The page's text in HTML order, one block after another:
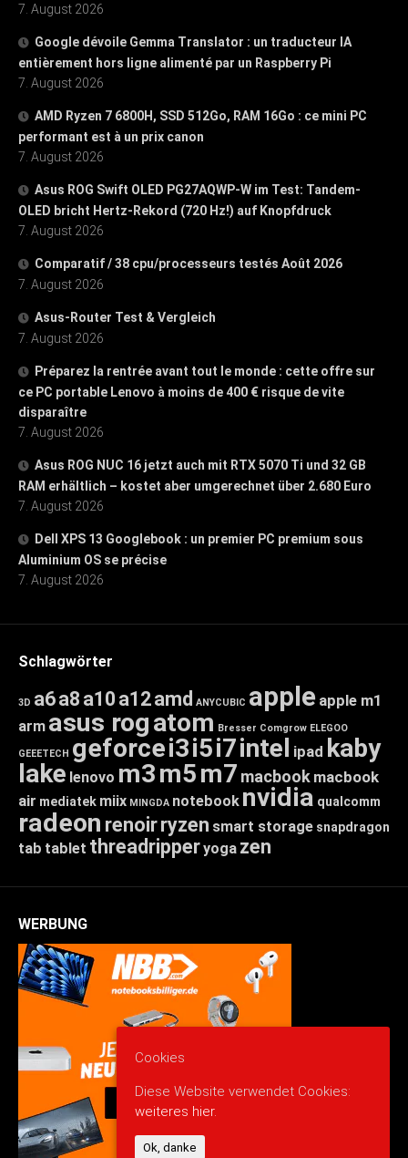
7. August 2026
Google dévoile Gemma Translator : un traducteur IA
entièrement hors ligne alimenté par un Raspberry Pi
7. August 2026
AMD Ryzen 7 6800H, SSD 512Go, RAM 16Go : ce mini PC
performant est à un prix canon
7. August 2026
Asus ROG Swift OLED PG27AQWP-W im Test: Tandem-
OLED bricht Hertz-Rekord (720 Hz!) auf Knopfdruck
7. August 2026
Comparatif / 38 cpu/processeurs testés Août 2026
7. August 2026
Asus-Router Test & Vergleich
7. August 2026
Préparez la rentrée avant tout le monde : cette offre sur
ce PC portable Lenovo à moins de 400 € risque de vite
disparaître
7. August 2026
Asus ROG NUC 16 jetzt auch mit RTX 5070 Ti und 32 GB
RAM erhältlich – kostet aber umgerechnet über 2.680 Euro
7. August 2026
Dell XPS 13 Googlebook : un premier PC premium sous
Aluminium OS se précise
7. August 2026
Schlagwörter
3D a6a8 a10 a12amd ANYCUBIC apple apple m1
arm asus rogatom Bresser Comgrow ELEGOO
GEEETECH geforcei3i5i7intel ipad kaby
lake lenovo m3m5m7 macbook macbook
air mediatek miix MINGDA notebook nvidia qualcomm
radeon renoirryzen smart storage snapdragon
tab tablet threadripperyoga zen
WERBUNG
Cookies
Diese Website verwendet Cookies:
weiteres hier.
Ok, danke